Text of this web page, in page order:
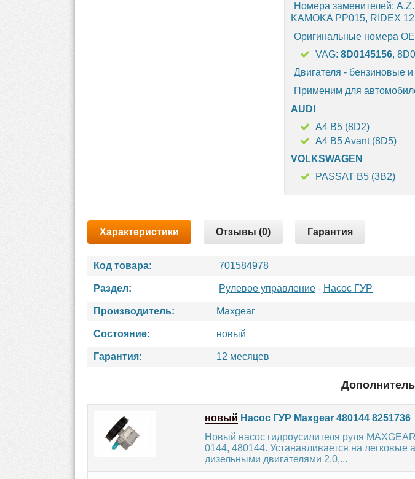
Номера заменителей:
KAMOKA PP015, RIDEX
Оригинальные номера
VAG: 8D0145156,
Двигателя - бензиновые
Применим для
AUDI
A4 B5 (8D2)
A4 B5 Avant (8D5)
VOLKSWAGEN
PASSAT B5 (3B2)
Характеристики Отзывы (0) Гарантия
Код товара: 701584978
Раздел: Рулевое управление - Насос ГУР
Производитель: Maxgear
Состояние: новый
Гарантия: 12 месяцев
новый Насос ГУР Maxgear 480144 8251736
Новый насос гидроусилителя руля
0144, 480144. Устанавливается на
дизельными двигателями 2.0,...